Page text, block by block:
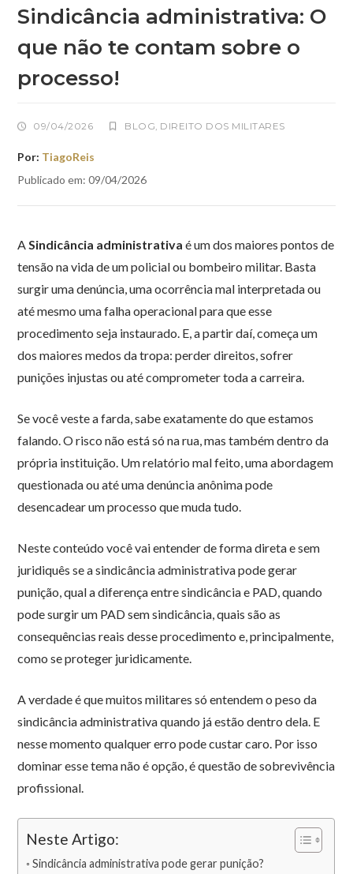
Sindicância administrativa: O
que não te contam sobre o
processo!
09/04/2026 BLOG DIREITO DOS MILITARES
Por: TiagoReis
Publicado em: 09/04/2026
A Sindicância administrativa é um dos maiores pontos de
tensão na vida de um policial ou bombeiro militar. Basta
surgir uma denúncia, uma ocorrência mal interpretada ou
até mesmo uma falha operacional para que esse
procedimento seja instaurado. E, a partir daí, começa um
dos maiores medos da tropa: perder direitos, sofrer
punições injustas ou até comprometer toda a carreira.
Se você veste a farda, sabe exatamente do que estamos
falando. O risco não está só na rua, mas também dentro da
própria instituição. Um relatório mal feito, uma abordagem
questionada ou até uma denúncia anônima pode
desencadear um processo que muda tudo.
Neste conteúdo você vai entender de forma direta e sem
juridiquês se a sindicância administrativa pode gerar
punição, qual a diferença entre sindicância e PAD, quando
pode surgir um PAD sem sindicância, quais são as
consequências reais desse procedimento e, principalmente,
como se proteger juridicamente.
A verdade é que muitos militares só entendem o peso da
sindicância administrativa quando já estão dentro dela. E
nesse momento qualquer erro pode custar caro. Por isso
dominar esse tema não é opção, é questão de sobrevivência
profissional.
Neste Artigo:
Sindicância administrativa pode gerar punição?